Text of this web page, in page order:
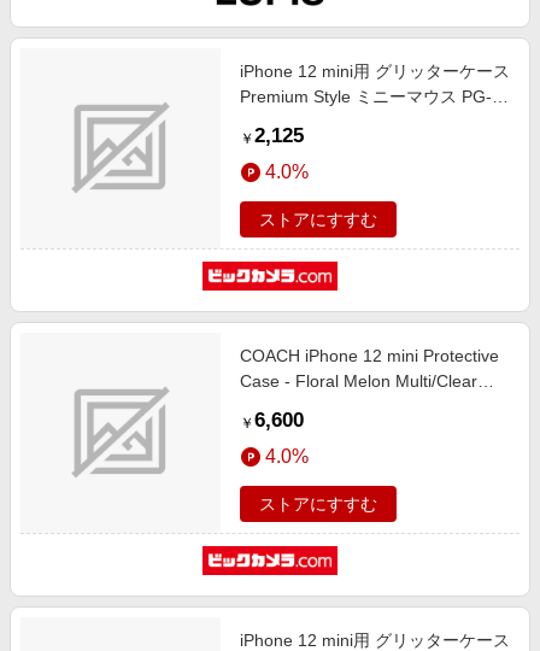
iPhone 12 mini用 グリッターケース
Premium Style ミニーマウス PG-
￥ 2,125
4.0%
ストアにすすむ
COACH iPhone 12 mini Protective
Case - Floral Melon Multi/Clear
￥ 6,600
4.0%
ストアにすすむ
iPhone 12 mini用 グリッターケース